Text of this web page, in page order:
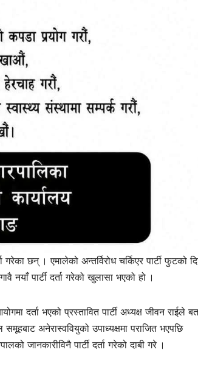
छन् । एमालेको अन्तर्विरोध चर्किएर पार्टी फुटको
नयाँ पार्टी दर्ता गरेको खुलासा भएको हो ।
दर्ता भएको प्रस्तावित पार्टी अध्यक्ष जीवन राईले
अनेरास्ववियुको उपाध्यक्षमा पराजित भएपछि
जानकारीविनै पार्टी दर्ता गरेको दाबी गरे ।